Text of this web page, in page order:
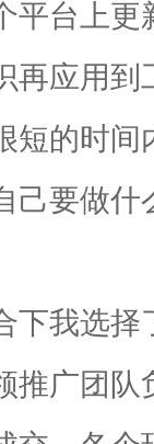
平台上
再应用
短的时
要做什
我选择
推广团